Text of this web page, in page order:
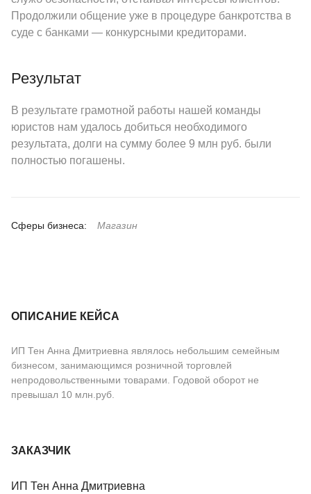
Продолжили общение уже в процедуре банкротства в
суде с банками — конкурсными кредиторами.
Результат
В результате грамотной работы нашей команды
юристов нам удалось добиться необходимого
результата, долги на сумму более 9 млн руб. были
полностью погашены.
Сферы бизнеса: Магазин
ОПИСАНИЕ КЕЙСА
ИП Тен Анна Дмитриевна являлось небольшим семейным
бизнесом, занимающимся розничной торговлей
непродовольственными товарами. Годовой оборот не
превышал 10 млн.руб.
ЗАКАЗЧИК
ИП Тен Анна Дмитриевна